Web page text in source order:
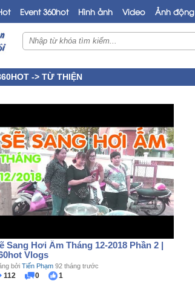
Event 360hot Hình ảnh Video Ảnh động
-> TỪ THIỆN
Sang Hơi Ấm Tháng 12-2018 Phần 2 |
Vlogs
bởi Tiến Phạm 92 tháng trước
112 0 1